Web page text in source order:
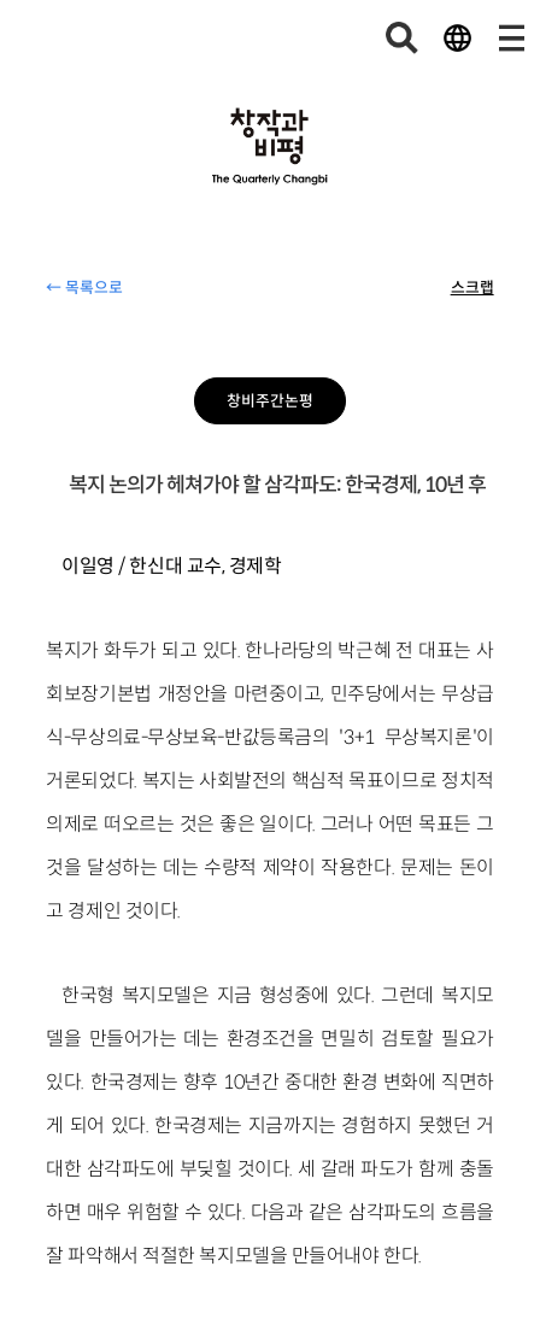
← 목록으로 스크랩
창비주간논평
복지 논의가 헤쳐가야 할 삼각파도: 한국경제, 10년 후
이일영 / 한신대 교수, 경제학
복지가 화두가 되고 있다. 한나라당의 박근혜 전 대표는 사
회보장기본법 개정안을 마련중이고, 민주당에서는 무상급
식-무상의료-무상보육-반값등록금의 '3+1 무상복지론'이
거론되었다. 복지는 사회발전의 핵심적 목표이므로 정치적
의제로 떠오르는 것은 좋은 일이다. 그러나 어떤 목표든 그
것을 달성하는 데는 수량적 제약이 작용한다. 문제는 돈이
고 경제인 것이다.
한국형 복지모델은 지금 형성중에 있다. 그런데 복지모
델을 만들어가는 데는 환경조건을 면밀히 검토할 필요가
있다. 한국경제는 향후 10년간 중대한 환경 변화에 직면하
게 되어 있다. 한국경제는 지금까지는 경험하지 못했던 거
대한 삼각파도에 부딪힐 것이다. 세 갈래 파도가 함께 충돌
하면 매우 위험할 수 있다. 다음과 같은 삼각파도의 흐름을
잘 파악해서 적절한 복지모델을 만들어내야 한다.